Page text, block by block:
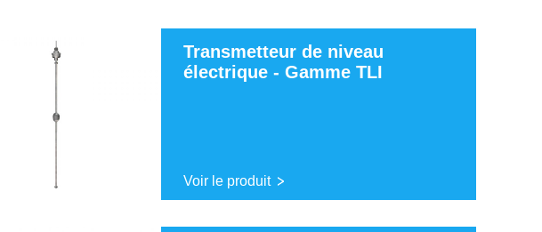
Transmetteur de niveau
électrique - Gamme TLI
Voir le produit